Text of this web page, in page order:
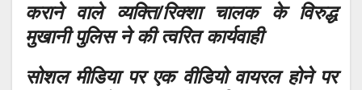
कराने वाले व्यक्ति/रिक्शा चालक के विरुद्ध
मुखानी पुलिस ने की त्वरित कार्यवाही
सोशल मीडिया पर एक वीडियो वायरल होने पर